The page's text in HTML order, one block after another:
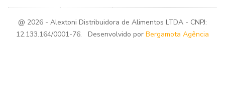
@ 2026 - Alextoni Distribuidora de Alimentos LTDA - CNPJ:
12.133.164/0001-76. Desenvolvido por Bergamota Agência